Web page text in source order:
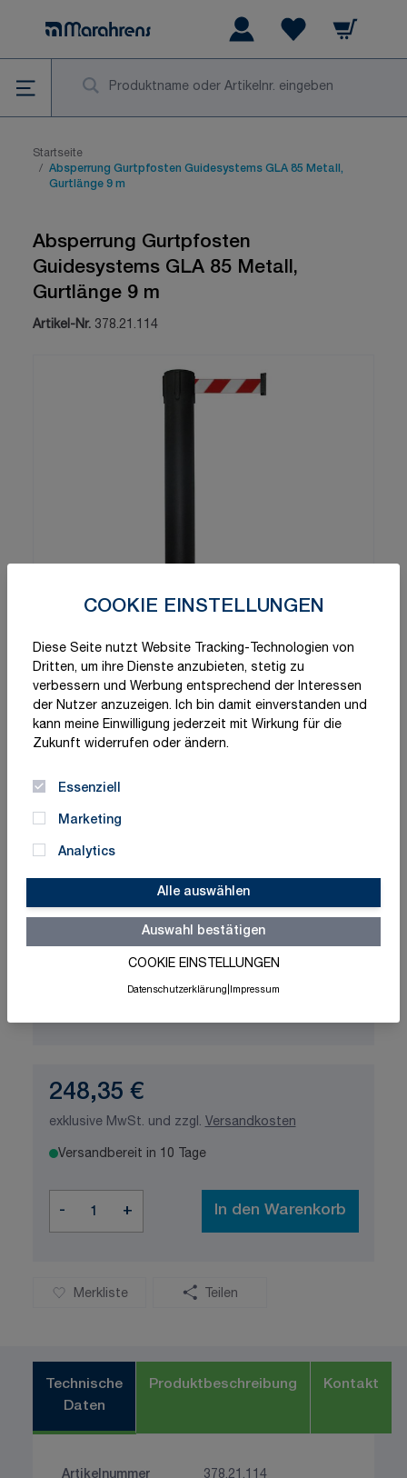
COOKIE EINSTELLUNGEN
Diese Seite nutzt Website Tracking-Technologien von
Dritten, um ihre Dienste anzubieten, stetig zu
verbessern und Werbung entsprechend der Interessen
der Nutzer anzuzeigen. Ich bin damit einverstanden und
kann meine Einwilligung jederzeit mit Wirkung für die
Zukunft widerrufen oder ändern.
Essenziell
Marketing
Analytics
Alle auswählen
Auswahl bestätigen
COOKIE EINSTELLUNGEN
Datenschutzerklärung Impressum
Warenkorb
Startseite
/ Absperrung Gurtpfosten Guidesystems GLA 85 Metall,
Gurtlänge 9 m
Absperrung Gurtpfosten
Guidesystems GLA 85 Metall,
Gurtlänge 9 m
Artikel-Nr. 378.21.114
ISO-zertifizierte Qualität
Produktvariation wählen
248,35 €
exklusive MwSt. und zzgl. Versandkosten
Versandbereit in 10 Tage
- + In den Warenkorb
Merkliste Teilen
Technische
Daten
Produktbeschreibung Kontakt
Artikelnummer 378.21.114